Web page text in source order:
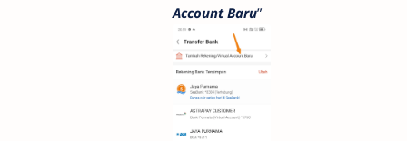
Account Baru”